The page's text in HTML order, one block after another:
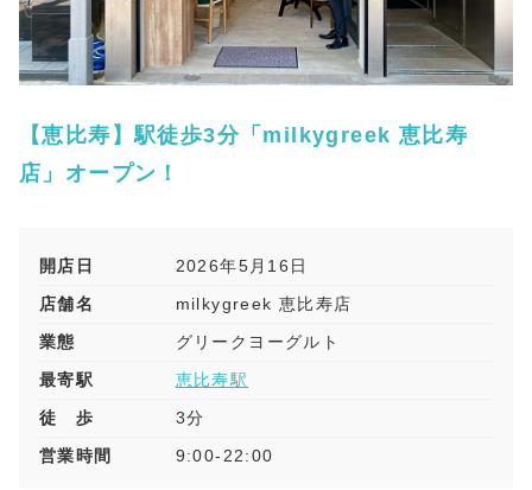
【恵比寿】駅徒歩3分「milkygreek 恵比寿
店」オープン！
開店日
2026年5月16日
店舗名
milkygreek 恵比寿店
業態
グリークヨーグルト
最寄駅
恵比寿駅
徒 歩
3分
営業時間
9:00-22:00